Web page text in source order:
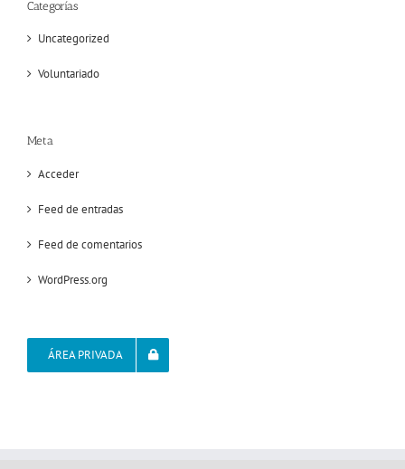
Categorías
Uncategorized
Voluntariado
Meta
Acceder
Feed de entradas
Feed de comentarios
WordPress.org
ÁREA PRIVADA